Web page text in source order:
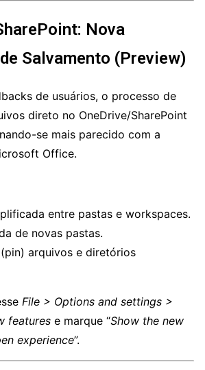
Nova
Salvamento (Preview)
de usuários, o processo de
direto no OneDrive/SharePoint
se mais parecido com a
Office.
entre pastas e workspaces.
de novas pastas.
arquivos e diretórios
File > Options and settings >
features e marque “Show the new
experience”.